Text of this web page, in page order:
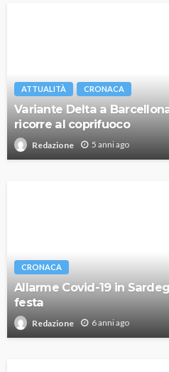
ATTUALITÀ CRONACA
Variante Delta a
ricorre al coprifuoco
Redazione 5 anni ago
CRONACA
Allarme Covid-19 in
festa
Redazione 6 anni ago